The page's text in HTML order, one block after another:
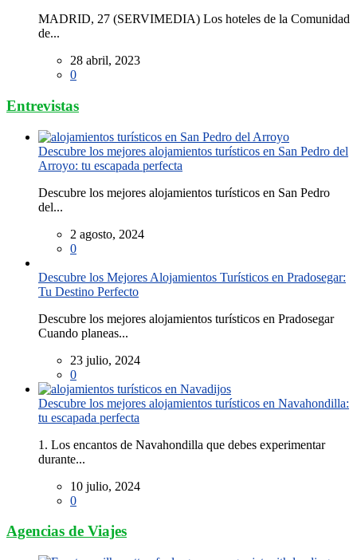
MADRID, 27 (SERVIMEDIA) Los hoteles de la Comunidad
de...
28 abril, 2023
0
Entrevistas
Descubre los mejores alojamientos turísticos en San Pedro del
Arroyo: tu escapada perfecta
Descubre los mejores alojamientos turísticos en San Pedro
del...
2 agosto, 2024
0
Descubre los Mejores Alojamientos Turísticos en Pradosegar:
Tu Destino Perfecto
Descubre los mejores alojamientos turísticos en Pradosegar
Cuando planeas...
23 julio, 2024
0
Descubre los mejores alojamientos turísticos en Navahondilla:
tu escapada perfecta
1. Los encantos de Navahondilla que debes experimentar
durante...
10 julio, 2024
0
Agencias de Viajes